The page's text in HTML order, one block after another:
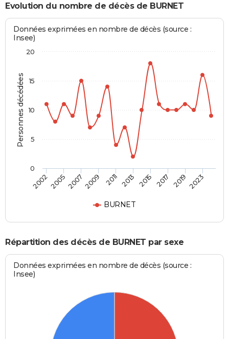
Evolution du nombre de décès de BURNET
Personnes décédées
Données exprimées en nombre de décès (source :
Insee)
BURNET
2002200520072009 2011 2013 2015 2017 2019 2023
0
5
10
15
20
Répartition des décès de BURNET par sexe
Données exprimées en nombre de décès (source :
Insee)